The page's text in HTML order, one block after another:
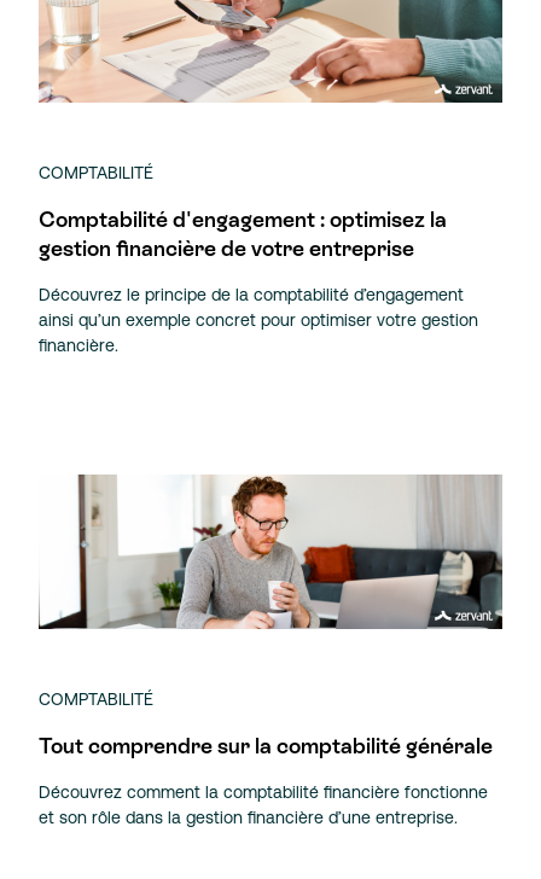
COMPTABILITÉ
Comptabilité d'engagement : optimisez la
gestion financière de votre entreprise
Découvrez le principe de la comptabilité d’engagement
ainsi qu’un exemple concret pour optimiser votre gestion
financière.
COMPTABILITÉ
Tout comprendre sur la comptabilité générale
Découvrez comment la comptabilité financière fonctionne
et son rôle dans la gestion financière d’une entreprise.